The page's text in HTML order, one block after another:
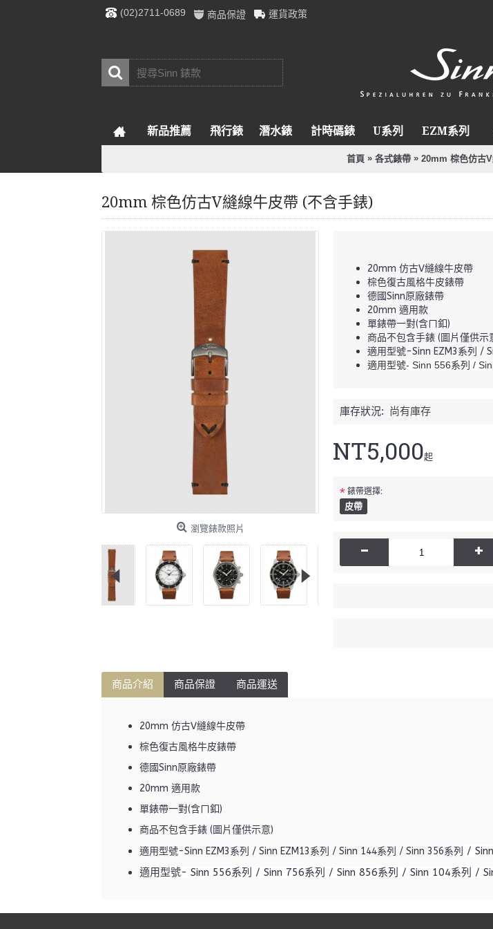
(02)2711-0689 商品保證 運貨政策
新品推薦 飛行錶 潛水錶 計時碼錶 U系列 EZM系列
首頁 » 各式錶帶 » 20mm 棕色仿古
20mm 棕色仿古V縫線牛皮帶 (不含手錶)
瀏覽錶款照片
20mm 仿古V縫線牛皮帶
棕色復古風格牛皮錶帶
德國Sinn原廠錶帶
20mm 適用款
單錶帶一對(含ㄇ釦)
商品不包含手錶 (圖片僅供示
適用型號-Sinn EZM3系列 /
適用型號- Sinn 556系列 /
庫存狀況: 尚有庫存
NT5,000起
* 錶帶選擇:
皮帶
- +
商品介紹 商品保證 商品運送
20mm 仿古V縫線牛皮帶
棕色復古風格牛皮錶帶
德國Sinn原廠錶帶
20mm 適用款
單錶帶一對(含ㄇ釦)
商品不包含手錶 (圖片僅供示意)
適用型號-Sinn EZM3系列 / Sinn EZM13系列 / Sinn 144系列 / Sinn 356系列 /
適用型號- Sinn 556系列 / Sinn 756系列 / Sinn 856系列 / Sinn 104系列 /